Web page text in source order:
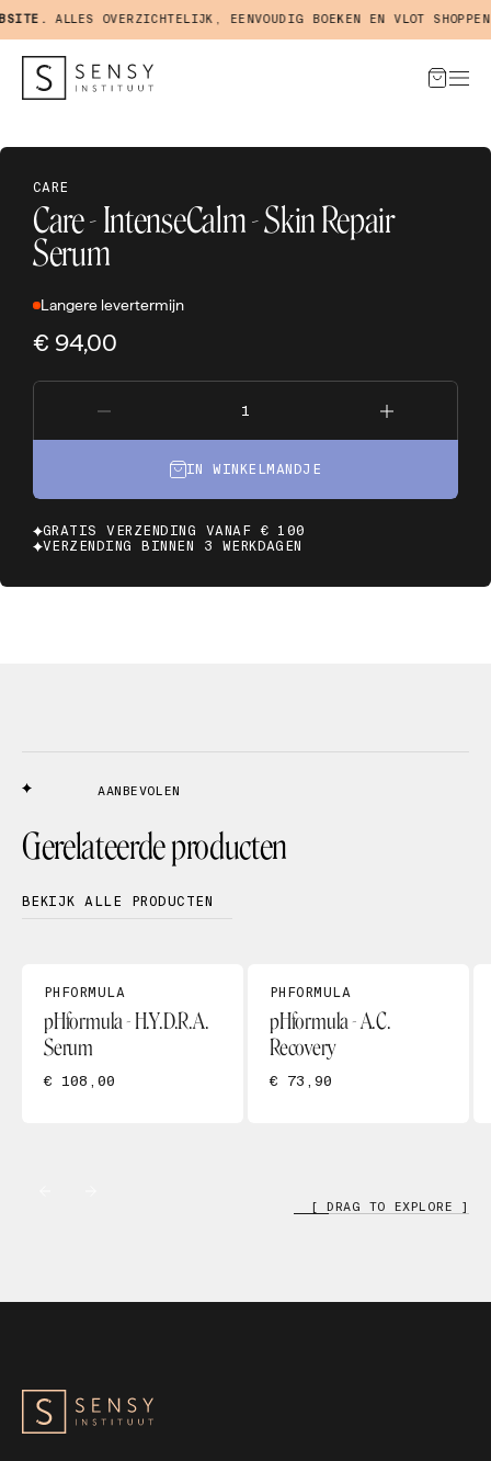
ALLES OVERZICHTELIJK, EENVOUDIG BOEKEN EN VLOT SHOPPEN
CARE
Care - IntenseCalm - Skin Repair
Serum
Langere levertermijn
€ 94,00
IN WINKELMANDJE
GRATIS VERZENDING VANAF € 100
VERZENDING BINNEN 3 WERKDAGEN
AANBEVOLEN
Gerelateerde producten
BEKIJK ALLE PRODUCTEN
PHFORMULA
pHformula - H.Y.D.R.A.
Serum
€ 108,00
PHFORMULA
pHformula - A.C.
Recovery
€ 73,90
[ DRAG TO EXPLORE ]